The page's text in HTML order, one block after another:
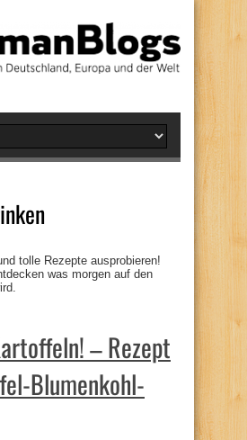
tolle Rezepte ausprobieren!
was morgen auf den
– Rezept
Blumenkohl-